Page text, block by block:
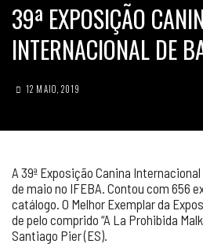
39ª EXPOSIÇÃO
INTERNACIONAL DE
12 MAIO, 2019
A 39ª Exposição Canina
de maio no IFEBA. Contou com 656
catálogo. O Melhor Exemplar da
de pelo comprido “A La Prohibida
Santiago Pier (ES).